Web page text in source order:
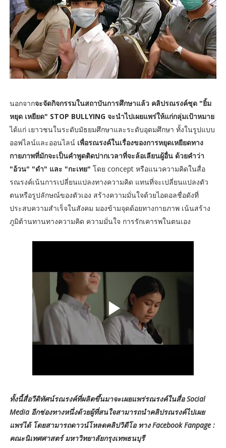
นอกจากจะจัดกิจกรรมในสถาบันการศึกษาแล้ว คลิปรณรงค์ชุด "ยิ้ม
หยุด เหยียด" STOP BULLYING จะนำไปเผยแพร่ให้แก่กลุ่มเป้าหมาย
ได้แก่ เยาวชนในระดับมัธยมศึกษาและระดับอุดมศึกษา ทั้งในรูปแบบ
ออฟไลน์และออนไลน์ เพื่อรณรงค์ในเรื่องของการหยุดเหยียดทาง
กายภาพที่มักจะเป็นคำพูดติดปากเวลาที่จะล้อเลียนผู้อื่น ด้วยคำว่า
"อ้วน" "ดำ" และ "กะเทย" โดย concept หรือแนวความคิดในสื่อ
รณรงค์เน้นการเปลี่ยนแปลงทางความคิด แทนที่จะเปลี่ยนแปลงตัว
ตนหรือรูปลักษณ์ของตัวเอง สร้างความมั่นใจด้วยไอดอลชื่อดังที่
ประสบความสำเร็จในสังคม มองข้ามจุดด้อยทางกายภาพ เน้นสร้าง
ภูมิต้านทานทางความคิด ความมั่นใจ การรักเคารพในตนเอง
ทั้งนี้สื่อวีดิทัศน์รณรงค์ที่ผลิตขึ้นมาจะเผยแพร่รณรงค์ในสื่อ Social
Media อีกช่องทางหนึ่งด้วยผู้ที่สนใจสามารถนำคลิปรณรงค์ไปเผย
แพร่ได้ โดยสามารถดาวน์โหลดคลิปวิดีโอ ทาง Facebook Fanpage :
คณะนิเทศศาสตร์ มหาวิทยาลัยกรุงเทพธนบุรี